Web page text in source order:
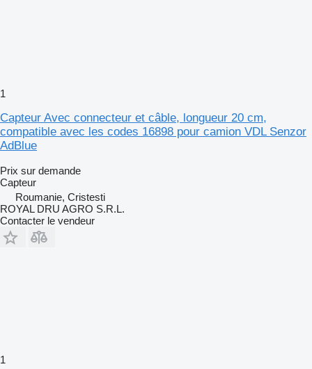
1
Capteur Avec connecteur et câble, longueur 20 cm,
compatible avec les codes 16898 pour camion VDL Senzor
AdBlue
Prix sur demande
Capteur
Roumanie, Cristesti
ROYAL DRU AGRO S.R.L.
Contacter le vendeur
1